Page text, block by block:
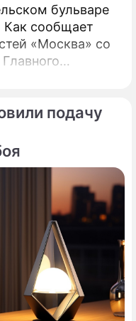
бульваре
Как сообщает
«Москва» со
столице,
подачу